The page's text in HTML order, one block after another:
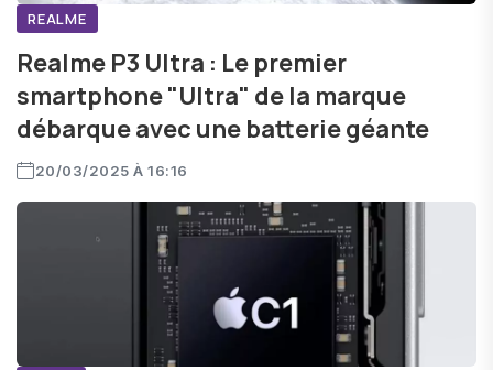
REALME
Realme P3 Ultra : Le premier
smartphone "Ultra" de la marque
débarque avec une batterie géante
20/03/2025 À 16:16